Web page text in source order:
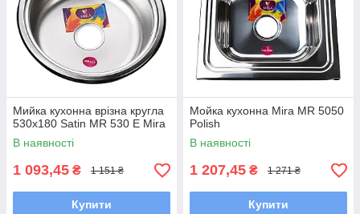
Мийка кухонна врiзна кругла
530х180 Satin MR 530 E Mira
В наявності
1 093,45 ₴ 1 151 ₴
Купити
Мойка кухонна Mira MR 5050
Polish
В наявності
1 207,45 ₴ 1 271 ₴
Купити